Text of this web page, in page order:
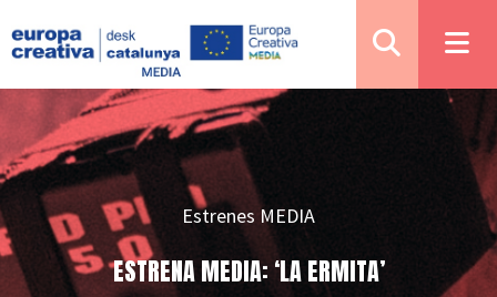
Estrenes MEDIA
ESTRENA MEDIA: ‘LA ERMITA’